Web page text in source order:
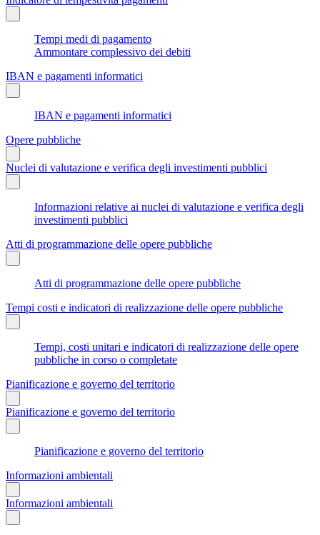
Tempi medi di pagamento
Ammontare complessivo dei debiti
IBAN e pagamenti informatici
IBAN e pagamenti informatici
Opere pubbliche
Nuclei di valutazione e verifica degli investimenti pubblici
Informazioni relative ai nuclei di valutazione e verifica degli
investimenti pubblici
Atti di programmazione delle opere pubbliche
Atti di programmazione delle opere pubbliche
Tempi costi e indicatori di realizzazione delle opere pubbliche
Tempi, costi unitari e indicatori di realizzazione delle opere
pubbliche in corso o completate
Pianificazione e governo del territorio
Pianificazione e governo del territorio
Pianificazione e governo del territorio
Informazioni ambientali
Informazioni ambientali